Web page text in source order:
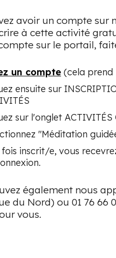
avoir un compte
à cette activité
sur le portail,
un compte (cela prend
ensuite sur
sur l'onglet ACTIVITÉS
"Méditation
fois inscrit/e, vous
également nous
du Nord) ou 01 76 66
vous.